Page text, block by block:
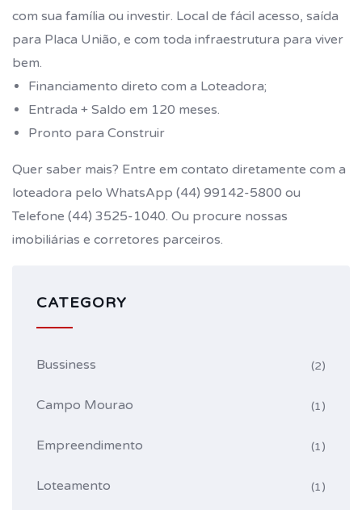
com sua família ou investir. Local de fácil acesso, saída
para Placa União, e com toda infraestrutura para viver
bem.
Financiamento direto com a Loteadora;
Entrada + Saldo em 120 meses.
Pronto para Construir
Quer saber mais? Entre em contato diretamente com a
loteadora pelo WhatsApp (44) 99142-5800 ou
Telefone (44) 3525-1040. Ou procure nossas
imobiliárias e corretores parceiros.
CATEGORY
Bussiness (2)
Campo Mourao (1)
Empreendimento (1)
Loteamento (1)